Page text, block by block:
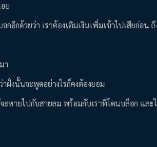
ย
กด้วยว่า เราต้องเติมเงินเพิ่มเข้าไปเสียก่อน ถึ
า
ฝั่งนั้นจะพูดอย่างไรก็คงต้องยอม
หายไปกับสายลม พร้อมกับเราที่โดนบล็อก และ